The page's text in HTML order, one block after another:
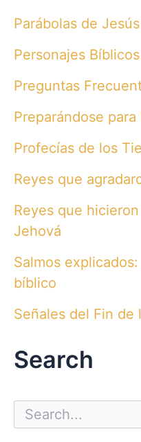
Parábolas de Jesús
Personajes Bíblicos
Preguntas
Preparándose
Profecías de los
Reyes que
Reyes que
Jehová
Salmos
bíblico
Señales del Fin de
Search